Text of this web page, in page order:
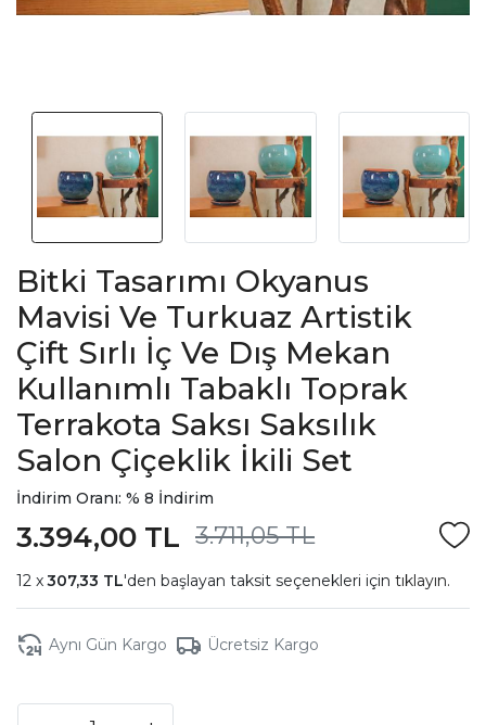
Bitki Tasarımı Okyanus
Mavisi Ve Turkuaz Artistik
Çift Sırlı İç Ve Dış Mekan
Kullanımlı Tabaklı Toprak
Terrakota Saksı Saksılık
Salon Çiçeklik İkili Set
İndirim Oranı: % 8 İndirim
3.711,05 TL
3.394,00 TL
307,33 TL'den başlayan taksit seçenekleri için tıklayın.
Aynı Gün Kargo Ücretsiz Kargo